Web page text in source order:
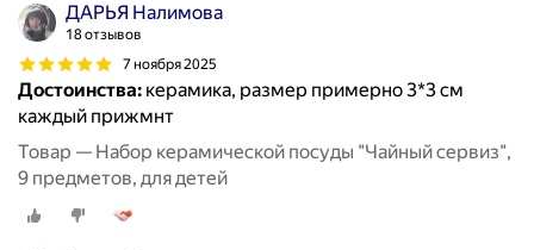
ДАРЬЯ Налимова
18 отзывов
7 ноября 2025
Достоинства: керамика, размер примерно 3*3 см
каждый прижмнт
Товар — Набор керамической посуды "Чайный сервиз",
9 предметов, для детей